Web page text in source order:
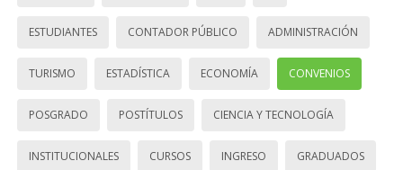
ESTUDIANTES CONTADOR PÚBLICO ADMINISTRACIÓN
TURISMO ESTADÍSTICA ECONOMÍA CONVENIOS
POSGRADO POSTÍTULOS CIENCIA Y TECNOLOGÍA
INSTITUCIONALES CURSOS INGRESO GRADUADOS